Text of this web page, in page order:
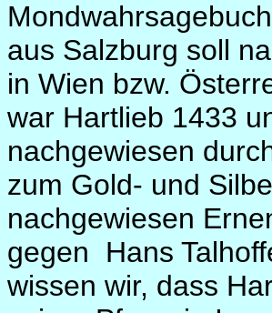
Mondwahrsagebuch
aus Salzburg soll
in Wien bzw.
war Hartlieb 1433
nachgewiesen
zum Gold- und
nachgewiesen
gegen
Hans
wissen wir, dass